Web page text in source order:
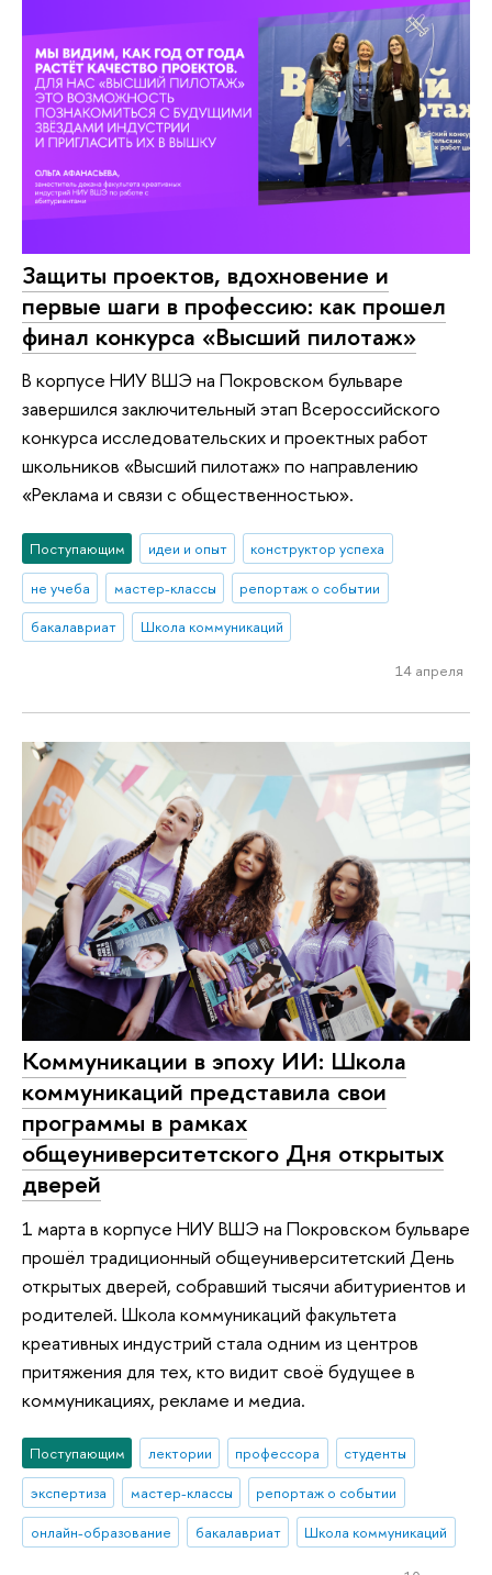
Защиты проектов, вдохновение и
первые шаги в профессию: как прошел
финал конкурса «Высший пилотаж»
В корпусе НИУ ВШЭ на Покровском бульваре
завершился заключительный этап Всероссийского
конкурса исследовательских и проектных работ
школьников «Высший пилотаж» по направлению
«Реклама и связи с общественностью».
Поступающим идеи и опыт
конструктор успеха
не учеба
мастер-классы
репортаж о событии
бакалавриат
Школа коммуникаций
14 апреля
Коммуникации в эпоху ИИ: Школа
коммуникаций представила свои
программы в рамках
общеуниверситетского Дня открытых
дверей
1 марта в корпусе НИУ ВШЭ на Покровском бульваре
прошёл традиционный общеуниверситетский День
открытых дверей, собравший тысячи абитуриентов и
родителей. Школа коммуникаций факультета
креативных индустрий стала одним из центров
притяжения для тех, кто видит своё будущее в
коммуникациях, рекламе и медиа.
Поступающим лектории профессора
студенты
экспертиза
мастер-классы
репортаж о событии
онлайн-образование
бакалавриат Школа коммуникаций